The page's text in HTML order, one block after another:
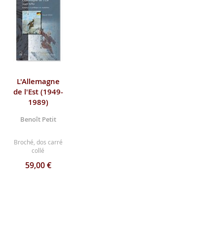
L'Allemagne
de l'Est (1949-
1989)
Benoît Petit
Broché, dos carré
collé
59,00 €